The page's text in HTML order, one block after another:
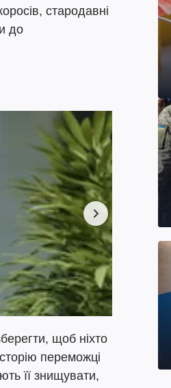
стародавні
до
щоб ніхто
переможці
її знищувати,